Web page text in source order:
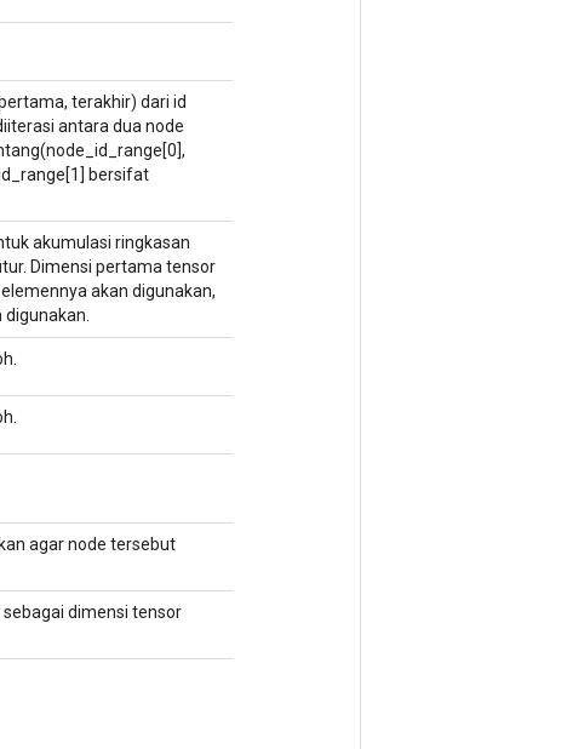
terakhir) dari id
antara dua node
bersifat
akumulasi ringkasan
Dimensi pertama tensor
akan digunakan,
agar node tersebut
dimensi tensor